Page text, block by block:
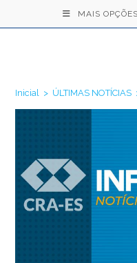
MAIS
Inicial > ÚLTIMAS NOTÍCIAS